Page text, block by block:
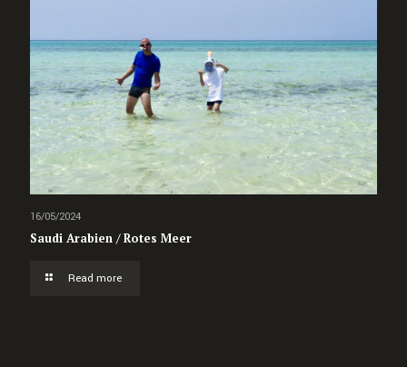
16/05/2024
Saudi Arabien / Rotes Meer
Read more